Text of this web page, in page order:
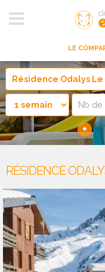
LE
+
RÉSIDENCE